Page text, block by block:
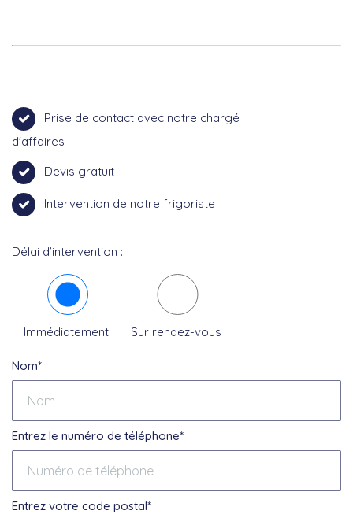
Prise de contact avec notre chargé
d'affaires
Devis gratuit
Intervention de notre frigoriste
Délai d’intervention :
Immédiatement Sur rendez-vous
Nom*
Entrez le numéro de téléphone*
Entrez votre code postal*